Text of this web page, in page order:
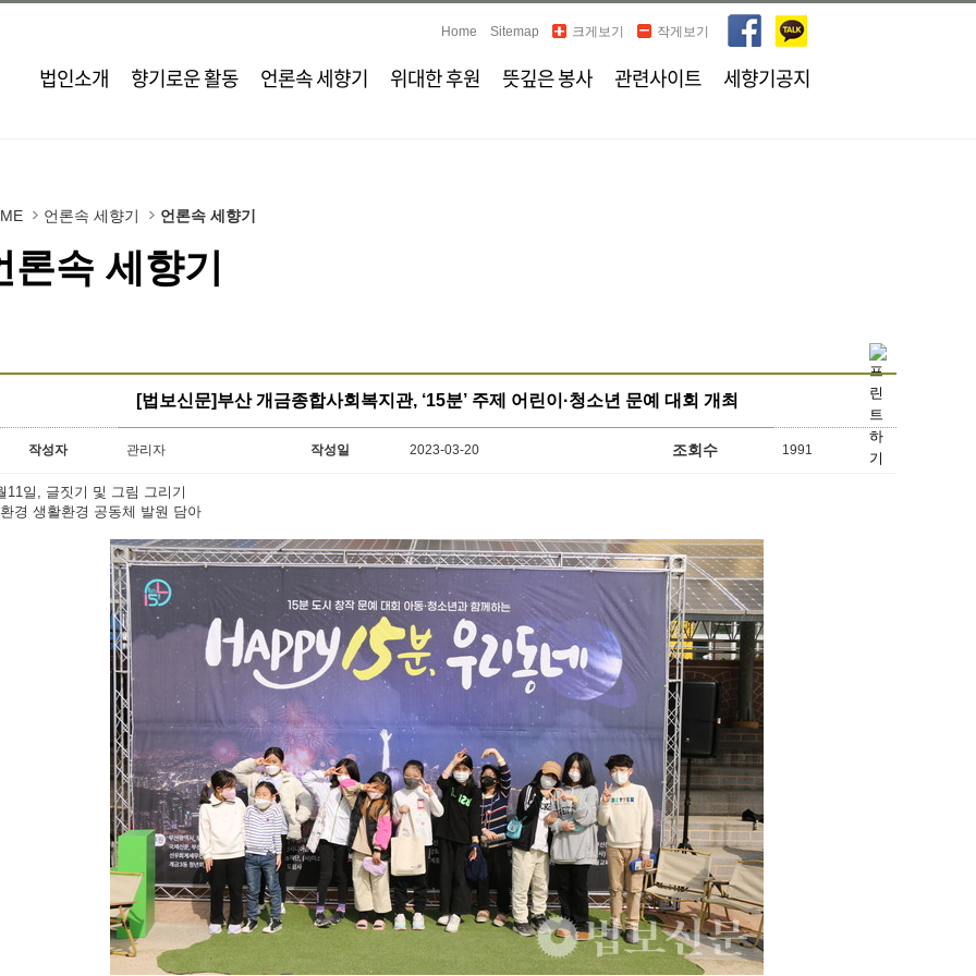
Home Sitemap 크게보기 작게보기
법인소개 향기로운 활동 언론속 세향기 위대한 후원 뜻깊은 봉사 관련사이트 세향기공지
언론속 세향기 언론속 세향기
론속 세향기
[법보신문]부산 개금종합사회복지관, ‘15분’ 주제 어린이·청소년 문예 대회 개최
작성자 관리자 작성일 2023-03-20 조회수 1991
11일, 글짓기 및 그림 그리기
경 생활환경 공동체 발원 담아